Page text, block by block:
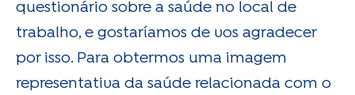
questionário sobre a saúde no local de
trabalho, e gostaríamos de vos agradecer
por isso. Para obtermos uma imagem
representativa da saúde relacionada com o